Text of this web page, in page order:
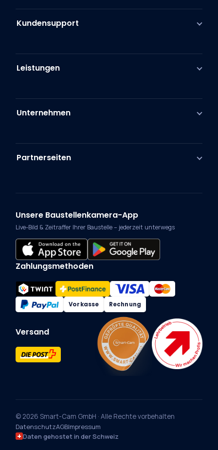
Kundensupport
Leistungen
Unternehmen
Partnerseiten
Unsere Baustellenkamera-App
Live-Bild & Zeitraffer Ihrer Baustelle – jederzeit unterwegs
Zahlungsmethoden
Vorkasse Rechnung
Versand
© 2026 Smart-Cam GmbH · Alle Rechte vorbehalten
DatenschutzAGBImpressum
Daten gehostet in der Schweiz